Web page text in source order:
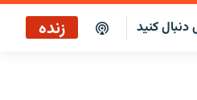
دنبال کنید زنده